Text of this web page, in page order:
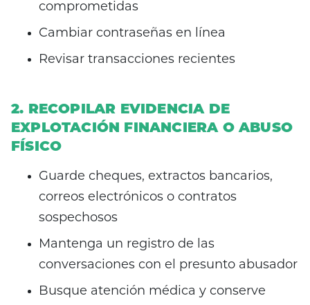
comprometidas
Cambiar contraseñas en línea
Revisar transacciones recientes
2. RECOPILAR EVIDENCIA DE
EXPLOTACIÓN FINANCIERA O ABUSO
FÍSICO
Guarde cheques, extractos bancarios,
correos electrónicos o contratos
sospechosos
Mantenga un registro de las
conversaciones con el presunto abusador
Busque atención médica y conserve